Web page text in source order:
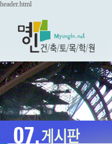
header.html